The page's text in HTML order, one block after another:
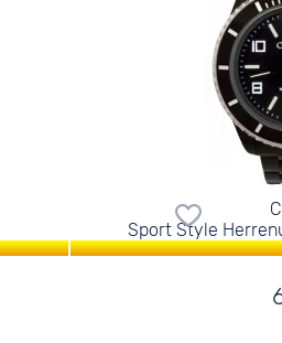
Sport Style